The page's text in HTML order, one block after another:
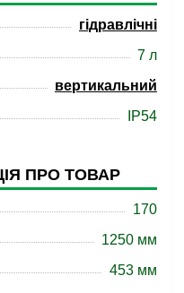
гідравлічні
7 л
вертикальний
IP54
ПРО ТОВАР
170
1250 мм
453 мм